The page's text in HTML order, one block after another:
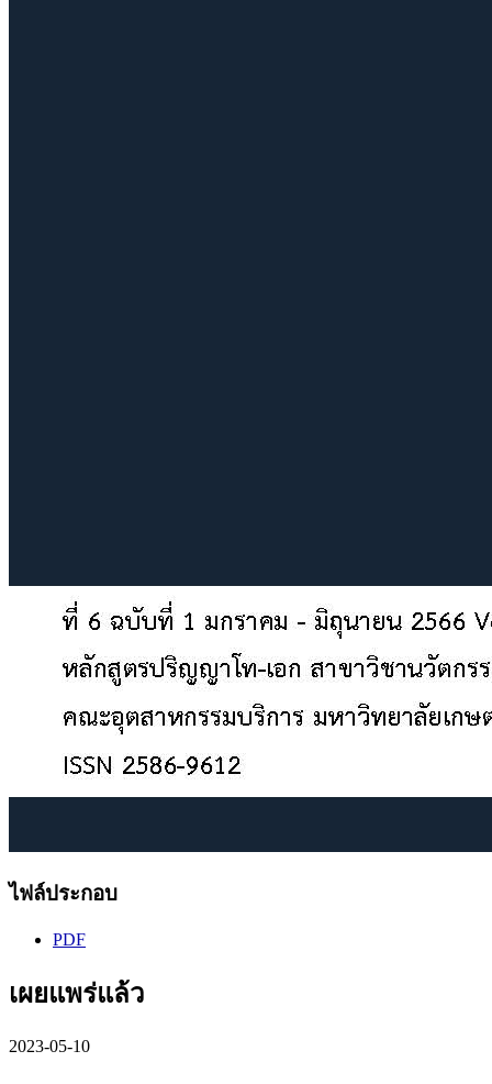
ไฟล์ประกอบ
PDF
เผยแพร่แล้ว
2023-05-10